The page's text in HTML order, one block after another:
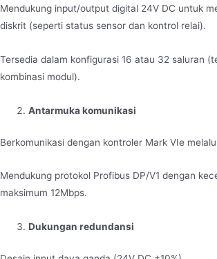
Mendukung input/output digital 24V DC untuk
diskrit (seperti status sensor dan kontrol relai).
Tersedia dalam konfigurasi 16 atau 32 saluran
kombinasi modul).
Antarmuka komunikasi
Berkomunikasi dengan kontroler Mark VIe
Mendukung protokol Profibus DP/V1 dengan
maksimum 12Mbps.
Dukungan redundansi